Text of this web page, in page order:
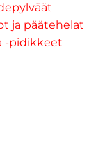
ja päätehelat
-pidikkeet